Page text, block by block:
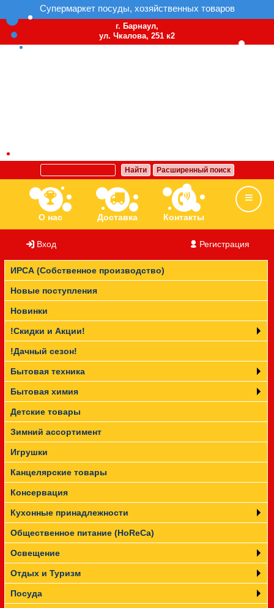
Супермаркет посуды, хозяйственных товаров
г. Барнаул,
ул. Чкалова, 251 к2
Найти Расширенный поиск
О нас Доставка Контакты
Ассортимент Бренды Вакансии
Прайс-лист
Вход Регистрация
ИРСА (Собственное производство)
Новые поступления
Новинки
!Скидки и Акции!
!Дачный сезон!
Бытовая техника
Бытовая химия
Детские товары
Зимний ассортимент
Игрушки
Канцелярские товары
Консервация
Кухонные принадлежности
Общественное питание (HoReCa)
Освещение
Отдых и Туризм
Посуда